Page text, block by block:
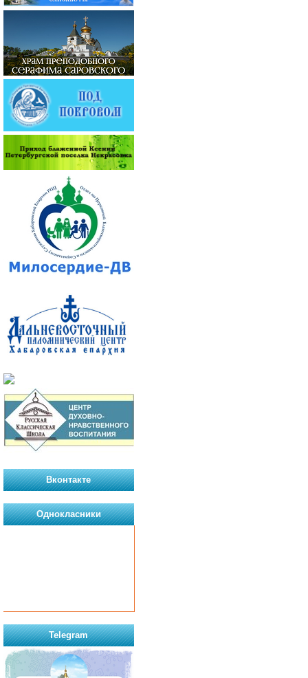
Вконтакте
Однокласники
Telegram